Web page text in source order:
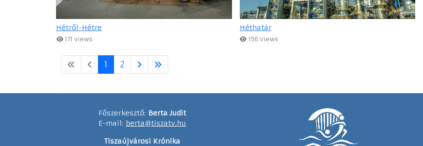
Hétről-Hétre
171 views
Héthatár
156 views
1 2
Főszerkesztő: Berta Judit
E-mail: berta@tiszatv.hu
Tiszaújvárosi Krónika